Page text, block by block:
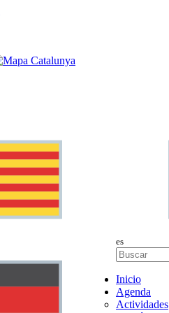
es
Inicio
Agenda
Actividades